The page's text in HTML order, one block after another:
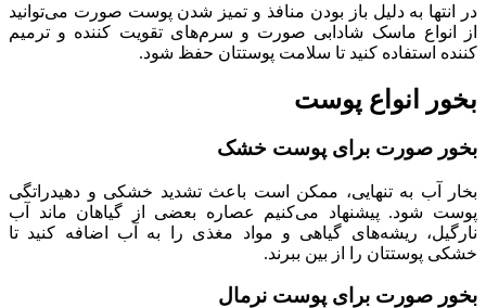
در انتها به دلیل باز بودن منافذ و تمیز شدن پوست صورت می‌توانید
از انواع ماسک شادابی صورت و سرم‌های تقویت کننده و ترمیم
کننده استفاده کنید تا سلامت پوستتان حفظ شود.
بخور انواع پوست
بخور صورت برای پوست خشک
بخار آب به تنهایی، ممکن است باعث تشدید خشکی و دهیدراتگی
پوست شود. پیشنهاد می‌کنیم عصاره بعضی از گیاهان ماند آب
نارگیل، ریشه‌های گیاهی و مواد مغذی را به آب اضافه کنید تا
خشکی پوستتان را از بین ببرند.
بخور صورت برای پوست نرمال